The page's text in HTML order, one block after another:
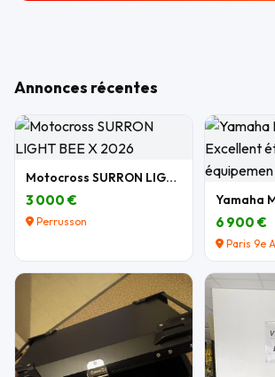
Annonces récentes
Motocross SURRON LIGHT BEE X 2026
3 000 €
Perrusson 6 900 €
Paris 9e